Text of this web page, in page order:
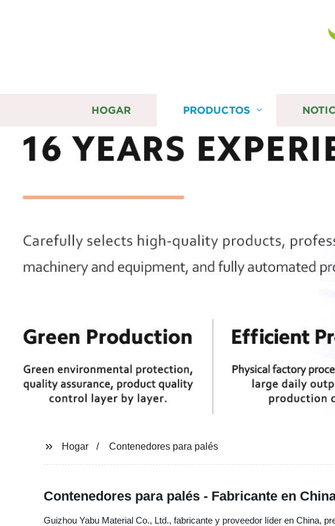
HOGAR PRODUCTOS
Hogar Contenedores para palés
Contenedores para palés - Fabricante en
Guizhou Yabu Material Co., Ltd., fabricante y proveedor líder en China,